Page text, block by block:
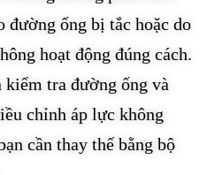
đường ống bị tắc hoặc do
hoạt động đúng cách.
kiểm tra đường ống và
chỉnh áp lực không
cần thay thế bằng bộ